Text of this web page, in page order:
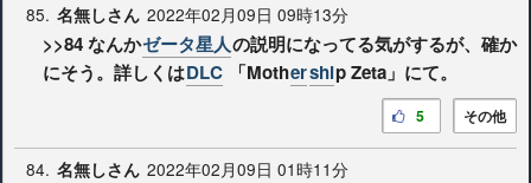
85. 名無しさん 2022年02月09日 09時13分
>>84なんかゼータ星人の説明になってる気がするが、確か
にそう。詳しくはDLC 「Mothership Zeta」にて。
その他
5
84. 名無しさん 2022年02月09日 01時11分